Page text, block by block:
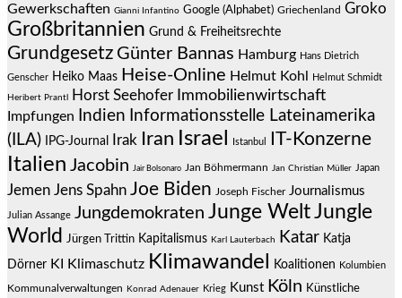
Gewerkschaften Gianni Infantino Google (Alphabet) Griechenland Groko
Großbritannien Grund & Freiheitsrechte
Grundgesetz Günter Bannas Hamburg Hans Dietrich
Genscher Heiko Maas Heise-Online Helmut Kohl Helmut Schmidt
Heribert Prantl Horst Seehofer Immobilienwirtschaft
Impfungen Indien Informationsstelle Lateinamerika
(ILA)
IPG-Journal Irak Iran Israel Istanbul IT-Konzerne
Italien Jacobin Jair Bolsonaro Jan Böhmermann Jan Christian Müller Japan
Jemen Jens Spahn Joe Biden Joseph Fischer Journalismus
Julian Assange Jungdemokraten Junge WeltJungle
World Jürgen Trittin Kapitalismus Karl Lauterbach Katar Katja
Dörner KI Klimaschutz Klimawandel Koalitionen Kolumbien
Kommunalverwaltungen Konrad Adenauer Krieg Kunst Köln Künstliche